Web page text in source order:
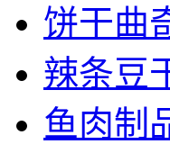
饼干曲
辣条豆
鱼肉制